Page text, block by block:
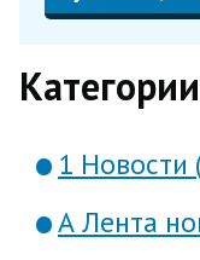
Категории
1 Новости
А Лента